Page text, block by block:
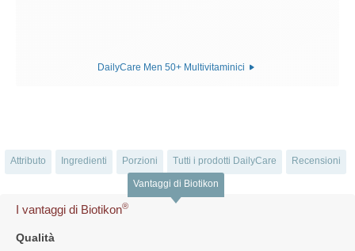
DailyCare Men 50+ Multivitaminici
Attributo Ingredienti Porzioni Tutti i prodotti DailyCare Recensioni
Vantaggi di Biotikon
I vantaggi di Biotikon®
Qualità